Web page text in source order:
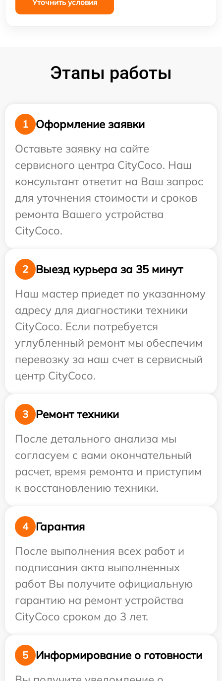
Уточнить условия
Этапы работы
1
Оформление заявки
Оставьте заявку на сайте
сервисного центра CityCoco. Наш
консультант ответит на Ваш запрос
для уточнения стоимости и сроков
ремонта Вашего устройства
CityCoco.
2
Выезд курьера за 35 минут
Наш мастер приедет по указанному
адресу для диагностики техники
CityCoco. Если потребуется
углубленный ремонт мы обеспечим
перевозку за наш счет в сервисный
центр CityCoco.
3
Ремонт техники
После детального анализа мы
согласуем с вами окончательный
расчет, время ремонта и приступим
к восстановлению техники.
4
Гарантия
После выполнения всех работ и
подписания акта выполненных
работ Вы получите официальную
гарантию на ремонт устройства
CityCoco сроком до 3 лет.
5
Информирование о готовности